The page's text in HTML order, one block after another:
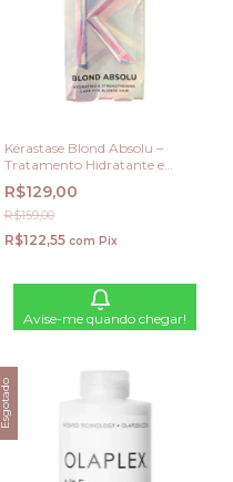
Kérastase Blond Absolu –
Tratamento Hidratante e
Fortalecedor para Cabelos
Loiros
R$129,00
R$159,00
R$122,55 com Pix
Avise-me quando chegar!
Esgotado